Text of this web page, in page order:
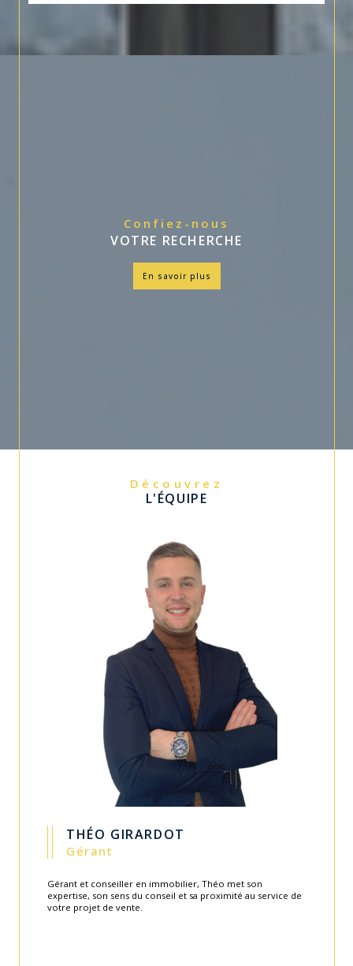
Confiez-nous
VOTRE RECHERCHE
en savoir plus
Découvrez
L'ÉQUIPE
GUILLAUME CARITEY
Gérant
Fondateur de l'agence en 2003, Guillaume apporte toute
son expérience et savoir-faire au service de l'équipe.